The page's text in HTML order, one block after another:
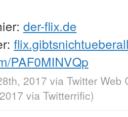
der-flix.de
PAF0MINVQp
2017 via Twitter Web
via Twitterrific)